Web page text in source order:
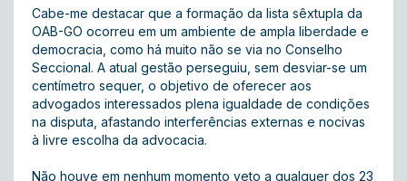
Cabe-me destacar que a formação da lista sêxtupla da
OAB-GO ocorreu em um ambiente de ampla liberdade e
democracia, como há muito não se via no Conselho
Seccional. A atual gestão perseguiu, sem desviar-se um
centímetro sequer, o objetivo de oferecer aos
advogados interessados plena igualdade de condições
na disputa, afastando interferências externas e nocivas
à livre escolha da advocacia.
Não houve em nenhum momento veto a qualquer dos 23